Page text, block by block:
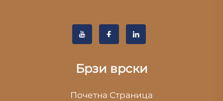
Брзи врски
Почетна Страница